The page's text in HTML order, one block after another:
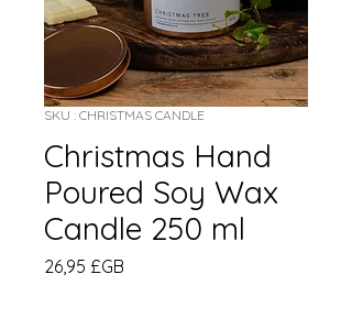
SKU : CHRISTMAS CANDLE
Christmas Hand
Poured Soy Wax
Candle 250 ml
26,95 £GB